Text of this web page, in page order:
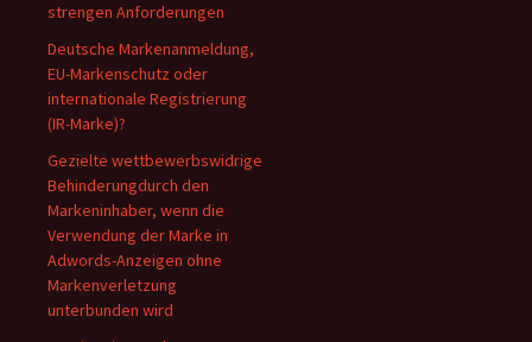
strengen Anforderungen
Deutsche Markenanmeldung,
EU-Markenschutz oder
internationale Registrierung
(IR-Marke)?
Gezielte wettbewerbswidrige
Behinderungdurch den
Markeninhaber, wenn die
Verwendung der Marke in
Adwords-Anzeigen ohne
Markenverletzung
unterbunden wird